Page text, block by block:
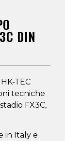
DIN
TEC
tecniche
FX3C,
in Italy e